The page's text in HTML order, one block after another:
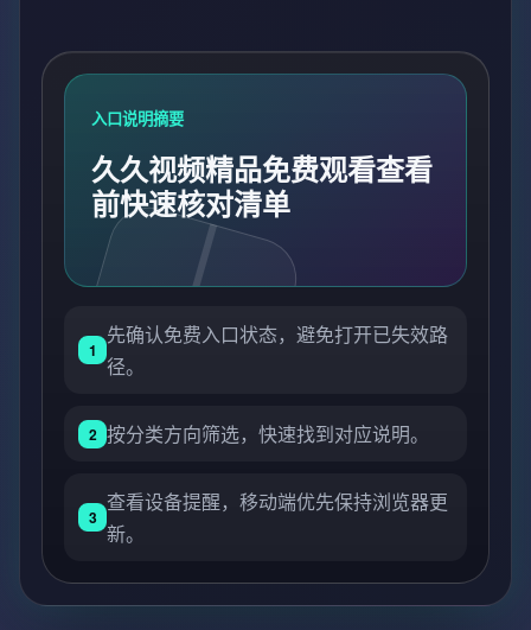
入口说明摘要
久久视频精品免费观看查看
前快速核对清单
1
先确认免费入口状态，避免打开已失效路
径。
2 按分类方向筛选，快速找到对应说明。
3
查看设备提醒，移动端优先保持浏览器更
新。